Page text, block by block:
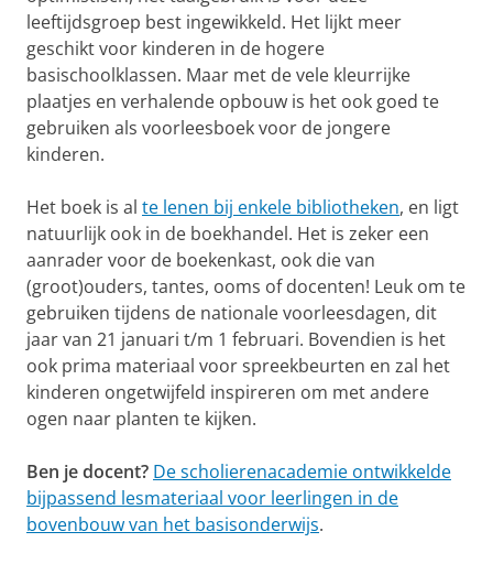
leeftijdsgroep best ingewikkeld. Het lijkt meer
geschikt voor kinderen in de hogere
basischoolklassen. Maar met de vele kleurrijke
plaatjes en verhalende opbouw is het ook goed te
gebruiken als voorleesboek voor de jongere
kinderen.
Het boek is al te lenen bij enkele bibliotheken, en ligt
natuurlijk ook in de boekhandel. Het is zeker een
aanrader voor de boekenkast, ook die van
(groot)ouders, tantes, ooms of docenten! Leuk om te
gebruiken tijdens de nationale voorleesdagen, dit
jaar van 21 januari t/m 1 februari. Bovendien is het
ook prima materiaal voor spreekbeurten en zal het
kinderen ongetwijfeld inspireren om met andere
ogen naar planten te kijken.
Ben je docent? De scholierenacademie ontwikkelde
bijpassend lesmateriaal voor leerlingen in de
bovenbouw van het basisonderwijs.